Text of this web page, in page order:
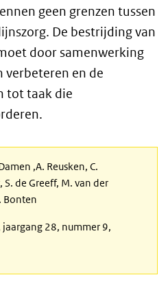
geen grenzen tussen
De bestrijding van
door samenwerking
verbeteren en de
tot taak die
,A. Reusken, C.
S. de Greeff, M. van der
Bonten
28, nummer 9,